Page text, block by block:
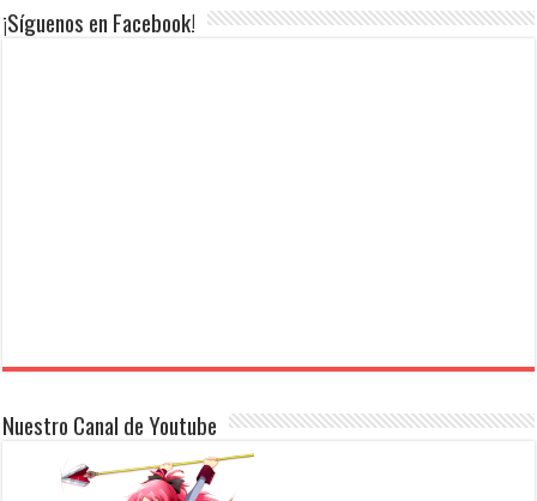
¡Síguenos en Facebook!
Nuestro Canal de Youtube